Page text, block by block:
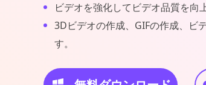
ビデオを強化してビデオ品質を向
3Dビデオの作成、GIFの作成、ビ
す。